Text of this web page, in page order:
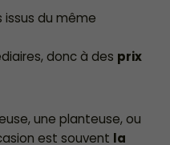
issus du même
donc à des prix
une planteuse, ou
est souvent la